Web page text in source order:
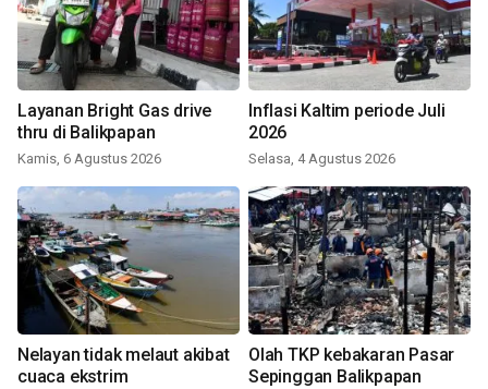
Layanan Bright Gas drive
thru di Balikpapan
Kamis, 6 Agustus 2026
Inflasi Kaltim periode Juli
2026
Selasa, 4 Agustus 2026
Nelayan tidak melaut akibat
cuaca ekstrim
Olah TKP kebakaran Pasar
Sepinggan Balikpapan